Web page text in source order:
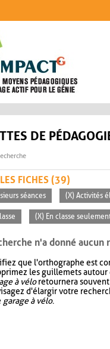
DE
FICHES (39)
séances (X) Activités
(X) En classe
n'a donné aucun
que l'orthographe est
les guillemets autour
à véloretournera
d'élargir votre
garage à vélo.